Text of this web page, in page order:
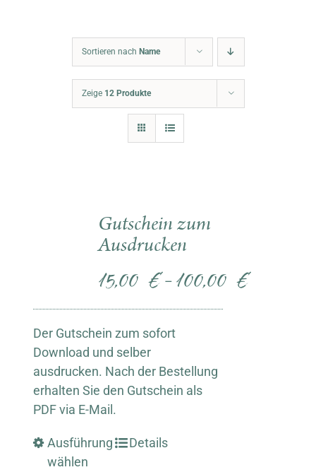
Sortieren nach Name
Zeige 12 Produkte
Gutschein zum
Ausdrucken
15,00€ – 100,00€
Der Gutschein zum sofort
Download und selber
ausdrucken. Nach der Bestellung
erhalten Sie den Gutschein als
PDF via E-Mail.
Ausführung
wählen
Details